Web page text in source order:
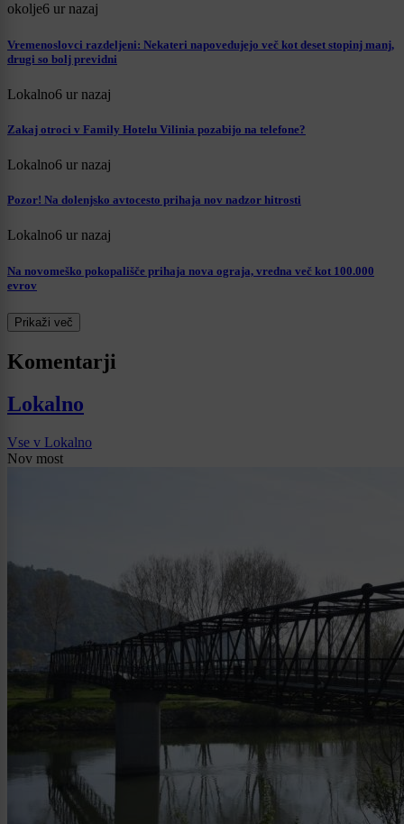
okolje6 ur nazaj
Vremenoslovci razdeljeni: Nekateri napovedujejo več kot deset stopinj manj,
drugi so bolj previdni
Lokalno6 ur nazaj
Zakaj otroci v Family Hotelu Vilinia pozabijo na telefone?
Lokalno6 ur nazaj
Pozor! Na dolenjsko avtocesto prihaja nov nadzor hitrosti
Lokalno6 ur nazaj
Na novomeško pokopališče prihaja nova ograja, vredna več kot 100.000
evrov
Prikaži več
Komentarji
Lokalno
Vse v Lokalno
Nov most